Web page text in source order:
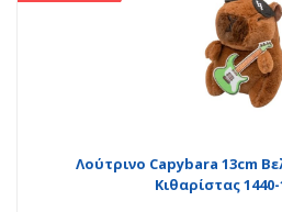
Λούτρινο Capybara 13cm
Κιθαρίστας 1440-